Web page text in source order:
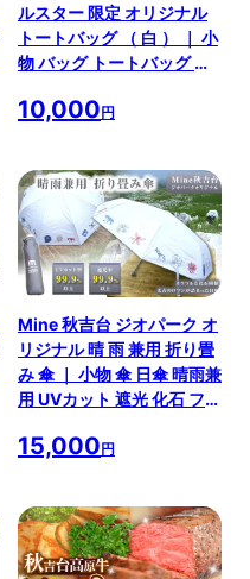
ルスター 限定 オリジナル
トートバッグ （ 白 ） ｜ 小
物 バッグ トートバッグ オ
秋吉台 山口県 山口 美祢市
10,000円
Mine 秋吉台 ジオパーク オ
リジナル 晴 雨 兼用 折り畳
み 傘 ｜ 小物 傘 日傘 晴雨兼
用 UVカット 遮光 化石 フズ
パーク 秋吉台 山口県 山口
15,000円